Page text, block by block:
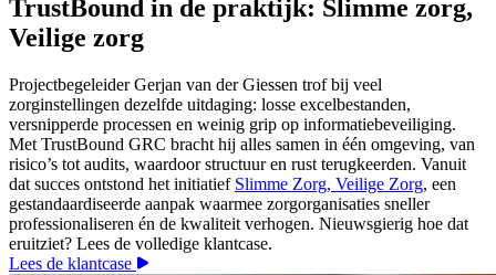
TrustBound in de praktijk: Slimme zorg,
Veilige zorg
Projectbegeleider Gerjan van der Giessen trof bij veel
zorginstellingen dezelfde uitdaging: losse excelbestanden,
versnipperde processen en weinig grip op informatiebeveiliging.
Met TrustBound GRC bracht hij alles samen in één omgeving, van
risico’s tot audits, waardoor structuur en rust terugkeerden. Vanuit
dat succes ontstond het initiatief Slimme Zorg, Veilige Zorg, een
gestandaardiseerde aanpak waarmee zorgorganisaties sneller
professionaliseren én de kwaliteit verhogen. Nieuwsgierig hoe dat
eruitziet? Lees de volledige klantcase.
Lees de klantcase